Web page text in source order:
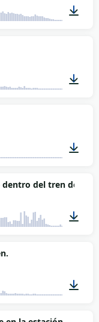
00:02
del tren de
00:33